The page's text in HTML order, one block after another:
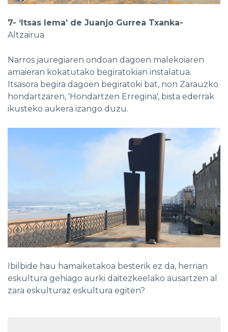
7- ‘Itsas lema’ de Juanjo Gurrea Txanka-
Altzairua
Narros jauregiaren ondoan dagoen malekoiaren
amaieran kokatutako begiratokian instalatua.
Itsasora begira dagoen begiratoki bat, non Zarauzko
hondartzaren, 'Hondartzen Erregina', bista ederrak
ikusteko aukera izango duzu.
Ibilbide hau hamaiketakoa besterik ez da, herrian
eskultura gehiago aurki daitezkeelako ausartzen al
zara eskulturaz eskultura egiten?